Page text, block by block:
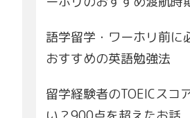
語学留学・ワーホリ前に
おすすめの英語勉強法
留学経験者のTOEICスコ